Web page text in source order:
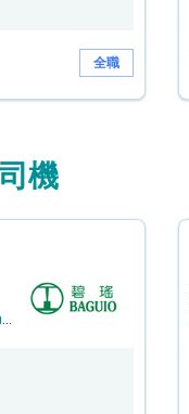
全職
機
Baguio Cleaning Services Company Limited